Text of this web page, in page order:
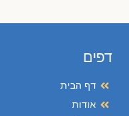
דפים
דף הבית
אודות